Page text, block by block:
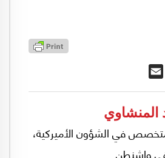
Facebook
المنشاوي
في الشؤون الأميركية،
واشنطن